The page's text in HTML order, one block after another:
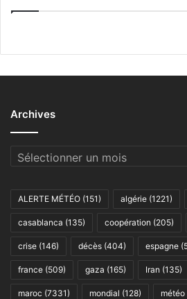
Archives
Archives
ALERTE MÉTÉO (151) algérie (1221)
casablanca (135) coopération (205)
crise (146) décès (404) espagne
france (509) gaza (165) Iran (135)
maroc (7331) mondial (128) météo